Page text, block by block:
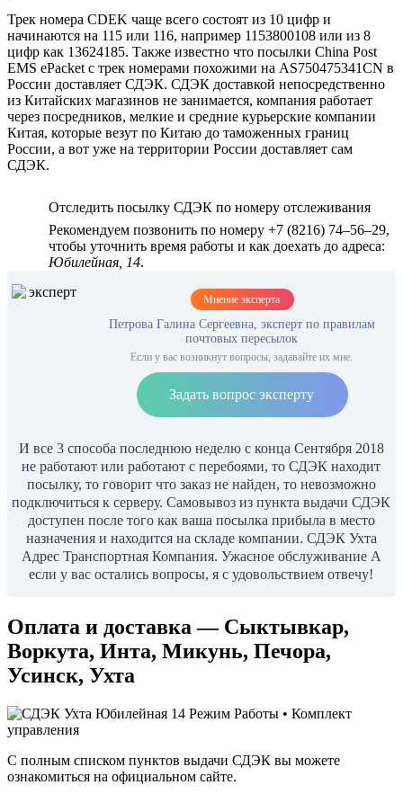
Трек номера CDEK чаще всего состоят из 10 цифр и
начинаются на 115 или 116, например 1153800108 или из 8
цифр как 13624185. Также известно что посылки China Post
EMS ePacket с трек номерами похожими на AS750475341CN в
России доставляет СДЭК. СДЭК доставкой непосредственно
из Китайских магазинов не занимается, компания работает
через посредников, мелкие и средние курьерские компании
Китая, которые везут по Китаю до таможенных границ
России, а вот уже на территории России доставляет сам
СДЭК.
Отследить посылку СДЭК по номеру отслеживания
Рекомендуем позвонить по номеру +7 (8216) 74‒56‒29,
чтобы уточнить время работы и как доехать до адреса:
Юбилейная, 14.
Мнение эксперта
Петрова Галина Сергеевна, эксперт по правилам
почтовых пересылок
Если у вас возникнут вопросы, задавайте их мне.
Задать вопрос эксперту
И все 3 способа последнюю неделю с конца Сентября 2018
не работают или работают с перебоями, то СДЭК находит
посылку, то говорит что заказ не найден, то невозможно
подключиться к серверу. Самовывоз из пункта выдачи СДЭК
доступен после того как ваша посылка прибыла в место
назначения и находится на складе компании. СДЭК Ухта
Адрес Транспортная Компания. Ужасное обслуживание А
если у вас остались вопросы, я с удовольствием отвечу!
Оплата и доставка — Сыктывкар,
Воркута, Инта, Микунь, Печора,
Усинск, Ухта
С полным списком пунктов выдачи СДЭК вы можете
ознакомиться на официальном сайте.